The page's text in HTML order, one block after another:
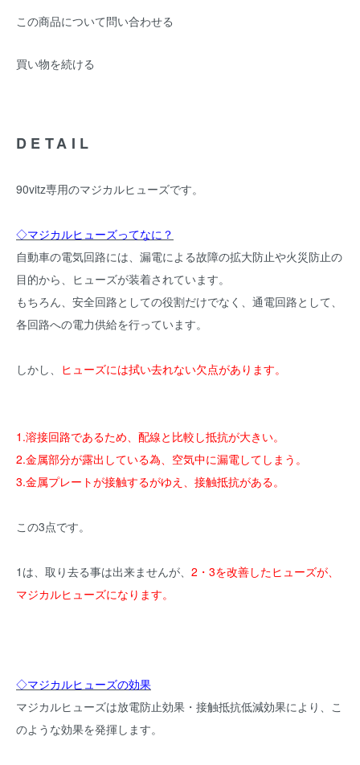
この商品について問い合わせる
買い物を続ける
DETAIL
90vitz専用のマジカルヒューズです。
◇マジカルヒューズってなに？
自動車の電気回路には、漏電による故障の拡大防止や火災防止の
目的から、ヒューズが装着されています。
もちろん、安全回路としての役割だけでなく、通電回路として、
各回路への電力供給を行っています。
しかし、 ヒューズには拭い去れない欠点があります。
1.溶接回路であるため、配線と比較し抵抗が大きい。
2.金属部分が露出している為、空気中に漏電してしまう。
3.金属プレートが接触するがゆえ、接触抵抗がある。
この3点です。
1は、取り去る事は出来ませんが、 2・3を改善したヒューズが、
マジカルヒューズになります。
◇マジカルヒューズの効果
マジカルヒューズは放電防止効果・接触抵抗低減効果により、こ
のような効果を発揮します。